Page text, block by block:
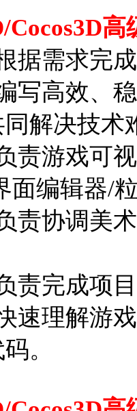
Cocos3D
据需求完
写高效、
解决技术
责游戏可
面编辑器/
责协调美
责完成项
速理解游
。